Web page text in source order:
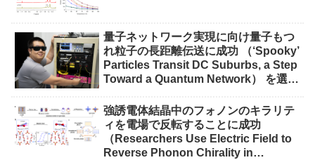
量子ネットワーク実現に向け量子もつ
れ粒子の長距離伝送に成功 （‘Spooky’
Particles Transit DC Suburbs, a Step
Toward a Quantum Network） を選択
れ粒子の長距離伝送に成功 （‘Spooky’
Particles Transit DC Suburbs, a Step
Toward a Quantum Network）
強誘電体結晶中のフォノンのキラリテ
ィを電場で反転することに成功
（Researchers Use Electric Field to
Reverse Phonon Chirality in